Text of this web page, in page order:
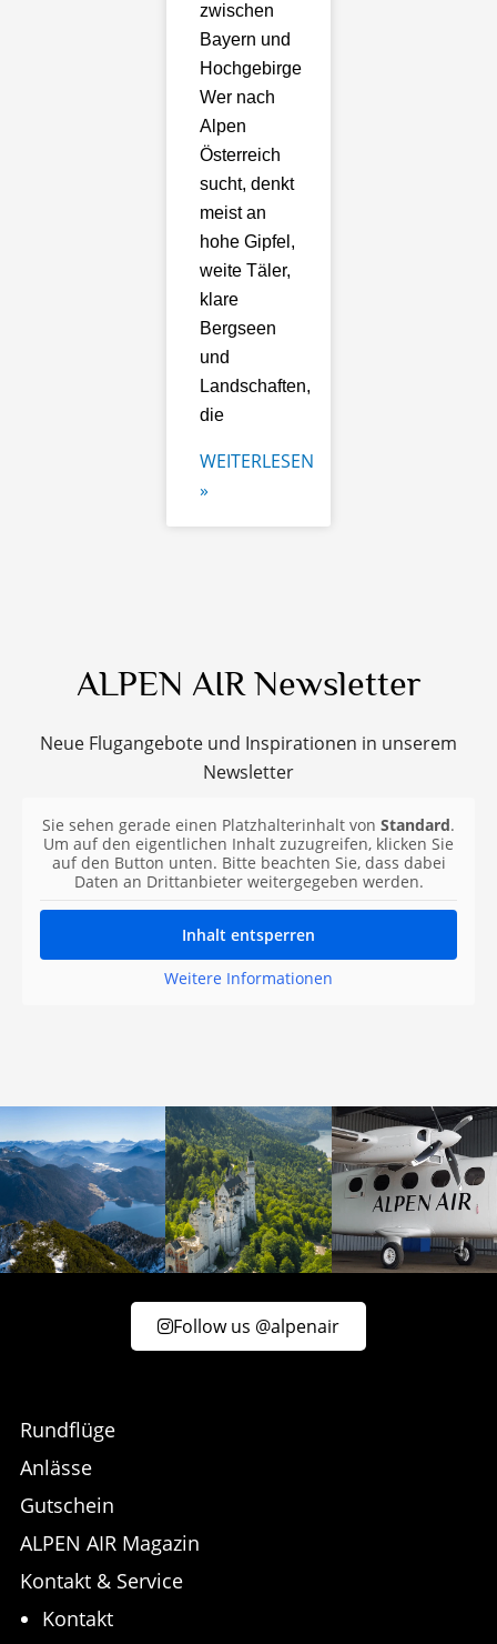
zwischen
Bayern und
Hochgebirge
Wer nach
Alpen
Österreich
sucht, denkt
meist an
hohe Gipfel,
weite Täler,
klare
Bergseen
und
Landschaften,
die
WEITERLESEN
»
ALPEN AIR Newsletter
Neue Flugangebote und Inspirationen in unserem
Newsletter
Sie sehen gerade einen Platzhalterinhalt von Standard.
Um auf den eigentlichen Inhalt zuzugreifen, klicken Sie
auf den Button unten. Bitte beachten Sie, dass dabei
Daten an Drittanbieter weitergegeben werden.
Inhalt entsperren
Weitere Informationen
Follow us @alpenair
Rundflüge
Anlässe
Gutschein
ALPEN AIR Magazin
Kontakt & Service
Kontakt